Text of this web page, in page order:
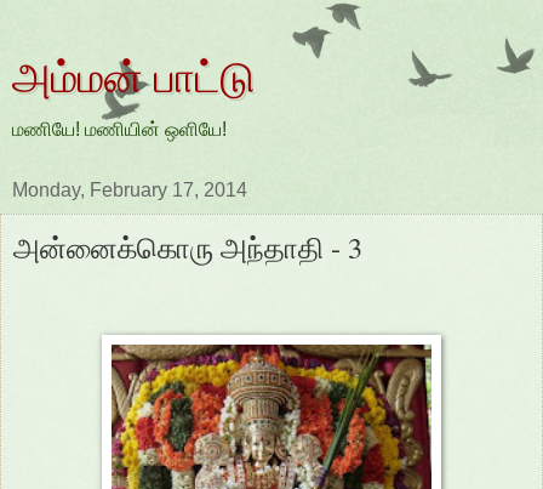
அம்மன் பாட்டு
மணியே! மணியின் ஒளியே!
Monday, February 17, 2014
அன்னைக்கொரு அந்தாதி - 3